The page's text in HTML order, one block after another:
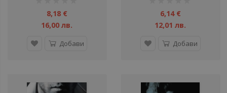
8,18 €
16,00 лв.
Добави
6,14 €
12,01 лв.
Добави